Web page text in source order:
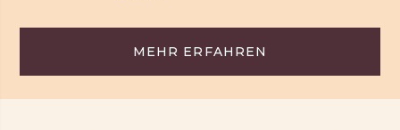
MEHR ERFAHREN